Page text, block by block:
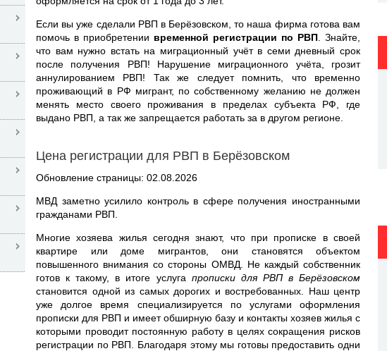
Если вы уже сделали РВП в Берёзовском, то наша фирма готова вам
помочь в приобретении временной регистрации по РВП . Знайте,
что вам нужно встать на миграционный учёт в семи дневный срок
после получения РВП! Нарушение миграционного учёта, грозит
аннулированием РВП! Так же следует помнить, что временно
проживающий в РФ мигрант, по собственному желанию не должен
менять место своего проживания в пределах субъекта РФ, где
выдано РВП, а так же запрещается работать за в другом регионе.
Цена регистрации для РВП в Берёзовском
Обновление страницы: 02.08.2026
МВД заметно усилило контроль в сфере получения иностранными
гражданами РВП.
Многие хозяева жилья сегодня знают, что при прописке в своей
квартире или доме мигрантов, они становятся объектом
повышенного внимания со стороны ОМВД. Не каждый собственник
готов к такому, в итоге услуга прописки для РВП в Берёзовском
становится одной из самых дорогих и востребованных. Наш центр
уже долгое время специализируется по услугами оформления
прописки для РВП и имеет обширную базу и контакты хозяев жилья с
которыми проводит постоянную работу в целях сокращения рисков
регистрации по РВП. Благодаря этому мы готовы предоставить одни